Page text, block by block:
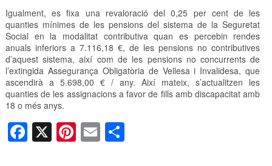
Igualment, es fixa una revaloració del 0,25 per cent de les
quanties mínimes de les pensions del sistema de la Seguretat
Social en la modalitat contributiva quan es percebin rendes
anuals inferiors a 7.116,18 €, de les pensions no contributives
d’aquest sistema, així com de les pensions no concurrents de
l’extingida Assegurança Obligatòria de Vellesa i Invalidesa, que
ascendirà a 5.698,00 € / any. Així mateix, s’actualitzen les
quanties de les assignacions a favor de fills amb discapacitat amb
18 o més anys.
F
a
X Pi
nt
E
m
C